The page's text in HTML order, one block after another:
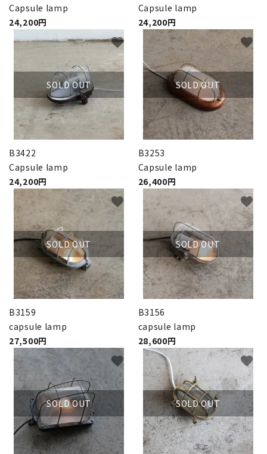
Capsule lamp
24,200円
Capsule lamp
24,200円
SOLD OUT
B3422
Capsule lamp
24,200円
favorite
SOLD OUT
B3253
Capsule lamp
26,400円
favorite
SOLD OUT
B3159
capsule lamp
27,500円
favorite
SOLD OUT
B3156
capsule lamp
28,600円
favorite
SOLD OUT
favorite
SOLD OUT
favorite